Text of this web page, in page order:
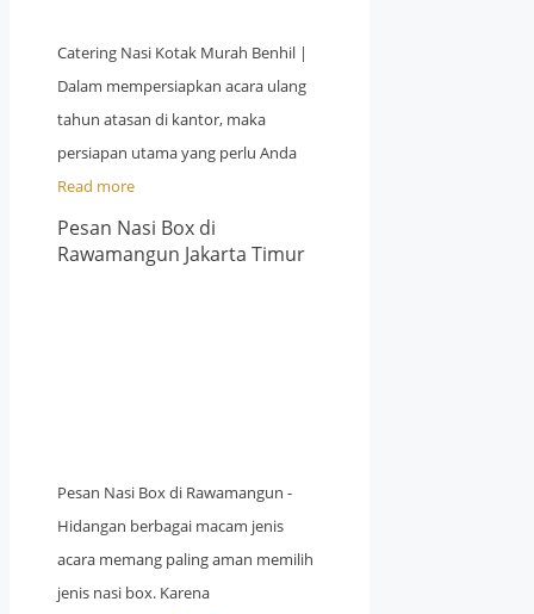
Catering Nasi Kotak Murah Benhil |
Dalam mempersiapkan acara ulang
tahun atasan di kantor, maka
persiapan utama yang perlu Anda
Read more
Pesan Nasi Box di
Rawamangun Jakarta Timur
Pesan Nasi Box di Rawamangun -
Hidangan berbagai macam jenis
acara memang paling aman memilih
jenis nasi box. Karena